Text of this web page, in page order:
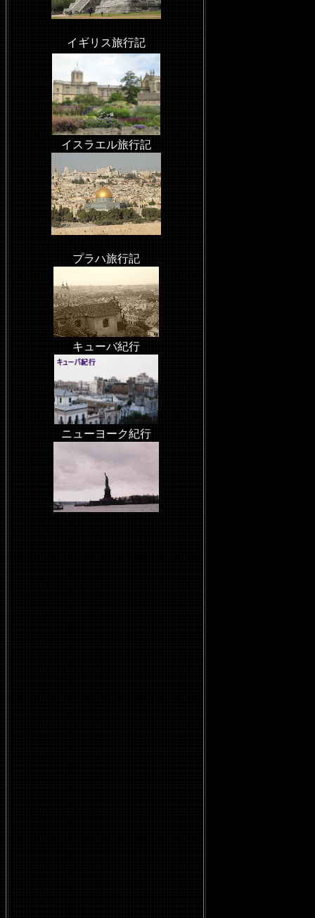
イギリス旅行記
イスラエル旅行記
プラハ旅行記
キューバ紀行
ニューヨーク紀行